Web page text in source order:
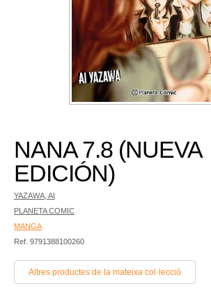
NANA 7.8 (NUEVA
EDICIÓN)
YAZAWA, AI
PLANETA COMIC
MANGA
Ref. 9791388100260
Altres productes de la mateixa col·lecció